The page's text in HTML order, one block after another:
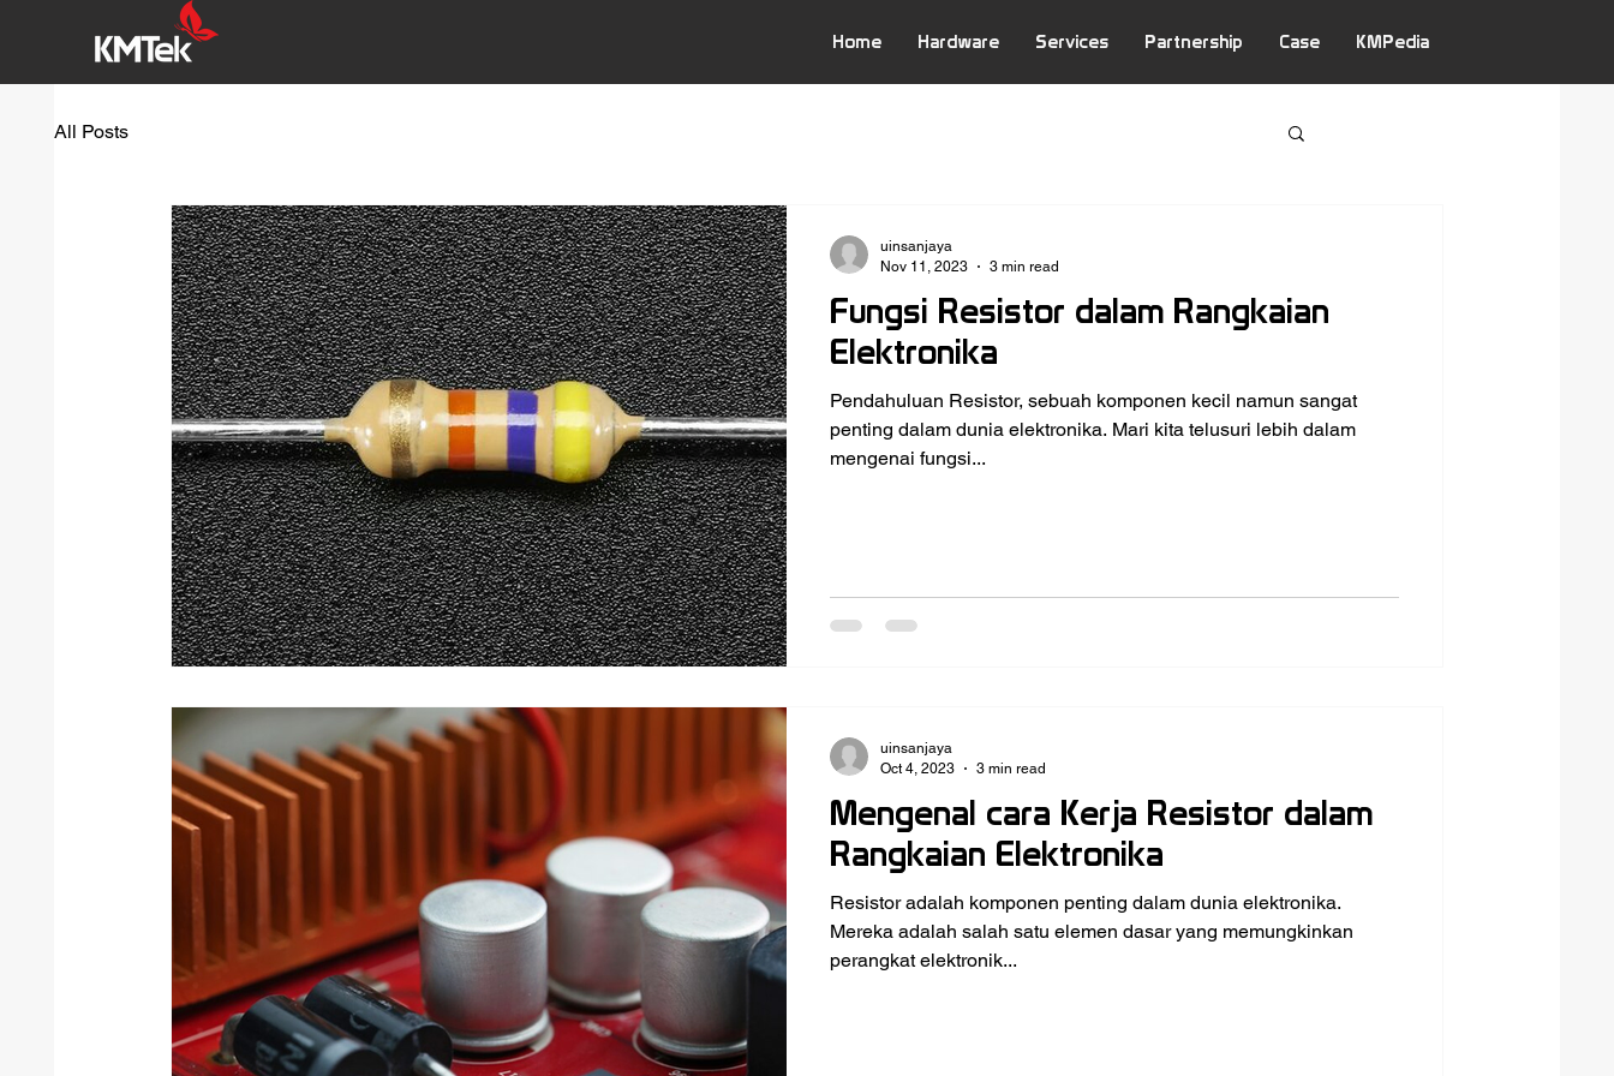
Home Hardware Services Partnership Case KMPedia
All Posts
Fungsi Resistor dalam Rangkaian
Elektronika
Pendahuluan Resistor, sebuah komponen kecil namun sangat
penting dalam dunia elektronika. Mari kita telusuri lebih dalam
mengenai fungsi...
uinsanjaya
Nov 11, 2023
3 min read
Mengenal cara Kerja Resistor dalam
Rangkaian Elektronika
Resistor adalah komponen penting dalam dunia elektronika.
Mereka adalah salah satu elemen dasar yang memungkinkan
perangkat elektronik...
uinsanjaya
Oct 4, 2023
3 min read